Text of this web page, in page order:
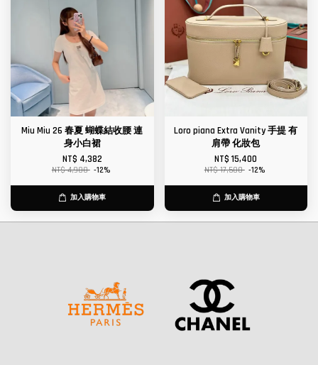
Miu Miu 26 春夏 蝴蝶結收腰 連
身小白裙
NT$ 4,382
NT$ 4,980 -12%
加入購物車
Loro piana Extra Vanity 手提 有
肩帶 化妝包
NT$ 15,400
NT$ 17,500 -12%
加入購物車